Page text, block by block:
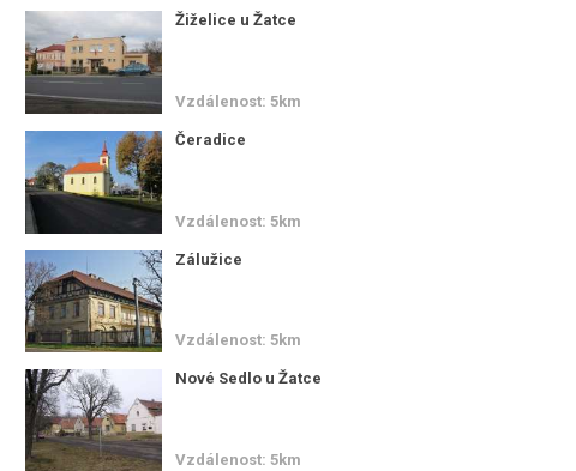
Žiželice u Žatce
Vzdálenost: 5km
Čeradice
Vzdálenost: 5km
Zálužice
Vzdálenost: 5km
Nové Sedlo u Žatce
Vzdálenost: 5km